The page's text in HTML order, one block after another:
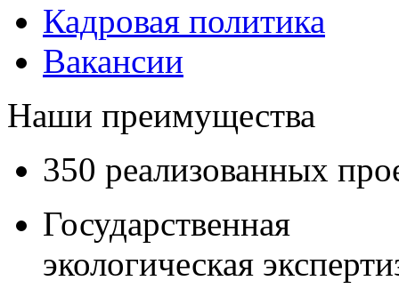
Кадровая политика
Вакансии
Наши преимущества
350 реализованных
Государственная
экологическая